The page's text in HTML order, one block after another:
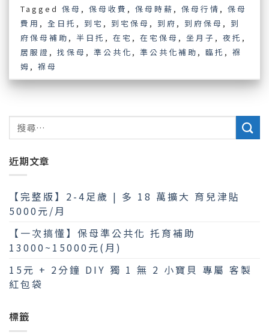
Tagged保母 ,保母收費 ,保母時薪 ,保母行情 ,保母
費用 ,全日托 , 到宅 , 到宅保母 , 到府 , 到府保母 , 到
府保母補助 ,半日托 ,在宅 ,在宅保母 ,坐月子 ,夜托 ,
居服證 ,找保母 ,準公共化 ,準公共化補助 ,臨托 ,褓
姆 ,褓母
近期文章
【完整版】2-4足歲 | 多 18 萬擴大 育兒津貼
5000元/月
【一次搞懂】保母準公共化 托育補助
13000~15000元(月)
15元 + 2分鐘 DIY 獨 1 無 2 小寶貝 專屬 客製
紅包袋
標籤